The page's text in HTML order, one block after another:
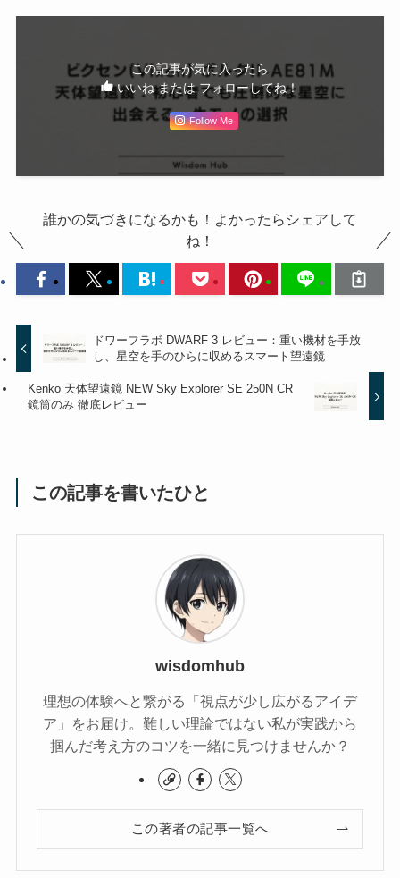
この記事が気に入ったら
いいね または フォローしてね！
Follow Me
誰かの気づきになるかも！よかったらシェアして
ね！
ドワーフラボ DWARF 3 レビュー：重い機材を手放
し、星空を手のひらに収めるスマート望遠鏡
Kenko 天体望遠鏡 NEW Sky Explorer SE 250N CR
鏡筒のみ 徹底レビュー
この記事を書いたひと
wisdomhub
理想の体験へと繋がる「視点が少し広がるアイデ
ア」をお届け。難しい理論ではない私が実践から
掴んだ考え方のコツを一緒に見つけませんか？
この著者の記事一覧へ